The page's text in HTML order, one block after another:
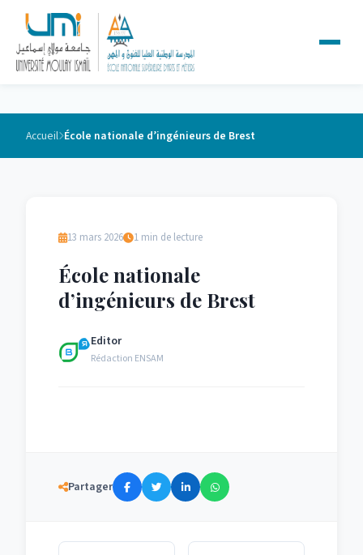
Accueil École nationale d’ingénieurs de Brest
13 mars 2026 1 min de lecture
École nationale
d’ingénieurs de Brest
Editor
Rédaction ENSAM
Partager